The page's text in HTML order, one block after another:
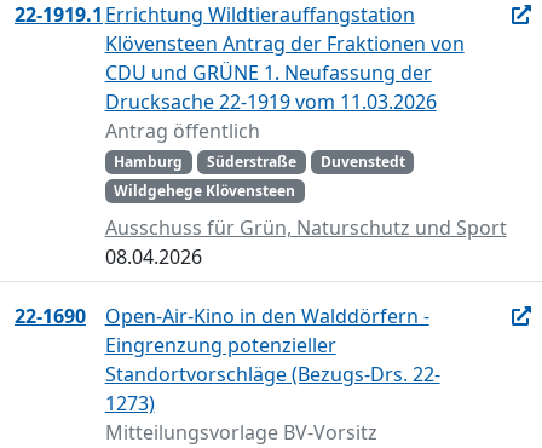
22-1919.1 Errichtung Wildtierauffangstation
Klövensteen Antrag der Fraktionen von
CDU und GRÜNE 1. Neufassung der
Drucksache 22-1919 vom 11.03.2026
Antrag öffentlich
Hamburg Süderstraße
Duvenstedt
Wildgehege Klövensteen
Ausschuss für Grün, Naturschutz und Sport
08.04.2026
22-1690
Open-Air-Kino in den Walddörfern -
Eingrenzung potenzieller
Standortvorschläge (Bezugs-Drs. 22-
1273)
Mitteilungsvorlage BV-Vorsitz